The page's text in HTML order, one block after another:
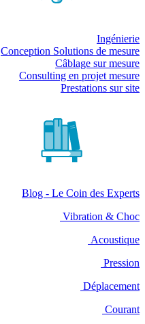
Ingénierie
Conception Solutions de mesure
Câblage sur mesure
Consulting en projet mesure
Prestations sur site
Blog - Le Coin des Experts
Vibration & Choc
Acoustique
Pression
Déplacement
Courant